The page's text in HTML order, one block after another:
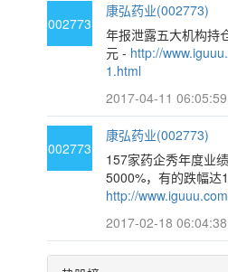
002773
康弘药业(002773)
年报泄露五大机构持
元 - http://
1.html
2017-04-11 06:05:59
002773
康弘药业(002773)
157家药企秀年度业
5000%，有的跌幅达
http://
2017-02-18 06:04:38